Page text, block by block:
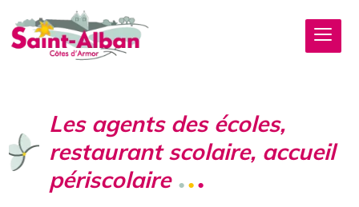
Les agents des écoles,
restaurant scolaire, accueil
périscolaire